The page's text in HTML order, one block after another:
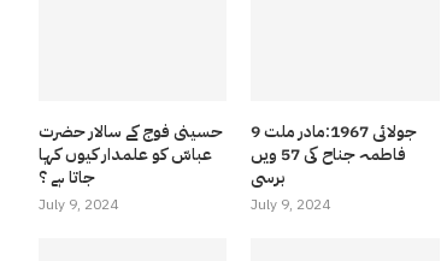
حسینی فوج کے سالار حضرت
عباسّ کو علمدار کیوں کہا
جاتا ہے ؟
July 9, 2024
9 جولائی 1967:مادر ملت
فاطمہ جناح کی 57 ویں
برسی
July 9, 2024